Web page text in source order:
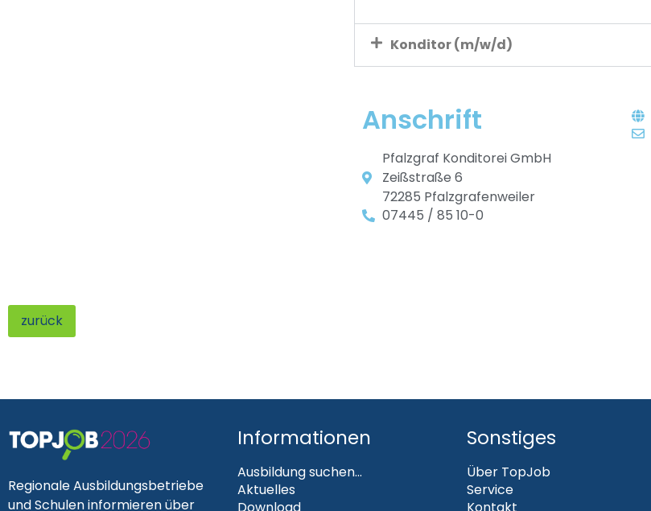
Konditor (m/w/d)
Anschrift
Pfalzgraf Konditorei GmbH
Zeißstraße 6
72285 Pfalzgrafenweiler
07445 / 85 10-0
zurück
Regionale Ausbildungsbetriebe
und Schulen informieren über
Informationen
Ausbildung suchen...
Aktuelles
Sonstiges
Über TopJob
Service